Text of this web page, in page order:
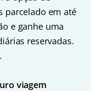
parcelado em até
e ganhe uma
reservadas.
viagem